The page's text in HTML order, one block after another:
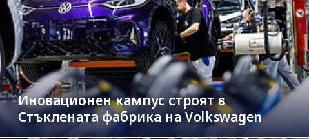
Иновационен кампус строят в
Стъклената фабрика на Volkswagen